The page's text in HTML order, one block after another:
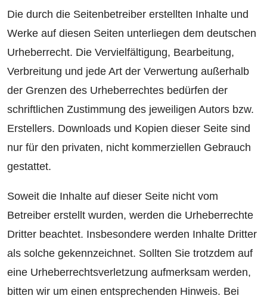
Die durch die Seitenbetreiber erstellten Inhalte und
Werke auf diesen Seiten unterliegen dem deutschen
Urheberrecht. Die Vervielfältigung, Bearbeitung,
Verbreitung und jede Art der Verwertung außerhalb
der Grenzen des Urheberrechtes bedürfen der
schriftlichen Zustimmung des jeweiligen Autors bzw.
Erstellers. Downloads und Kopien dieser Seite sind
nur für den privaten, nicht kommerziellen Gebrauch
gestattet.
Soweit die Inhalte auf dieser Seite nicht vom
Betreiber erstellt wurden, werden die Urheberrechte
Dritter beachtet. Insbesondere werden Inhalte Dritter
als solche gekennzeichnet. Sollten Sie trotzdem auf
eine Urheberrechtsverletzung aufmerksam werden,
bitten wir um einen entsprechenden Hinweis. Bei